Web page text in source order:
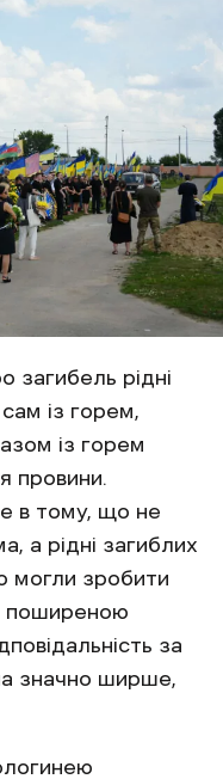
загибель рідні
із горем,
із горем
провини.
в тому, що не
а рідні загиблих
могли зробити
поширеною
за
значно ширше,